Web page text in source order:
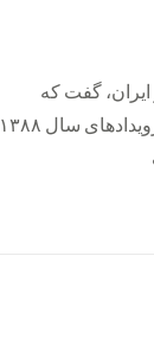
گفت که
مبنای عمل دولت او درباره رویدادهای سال ۱۳۸۸